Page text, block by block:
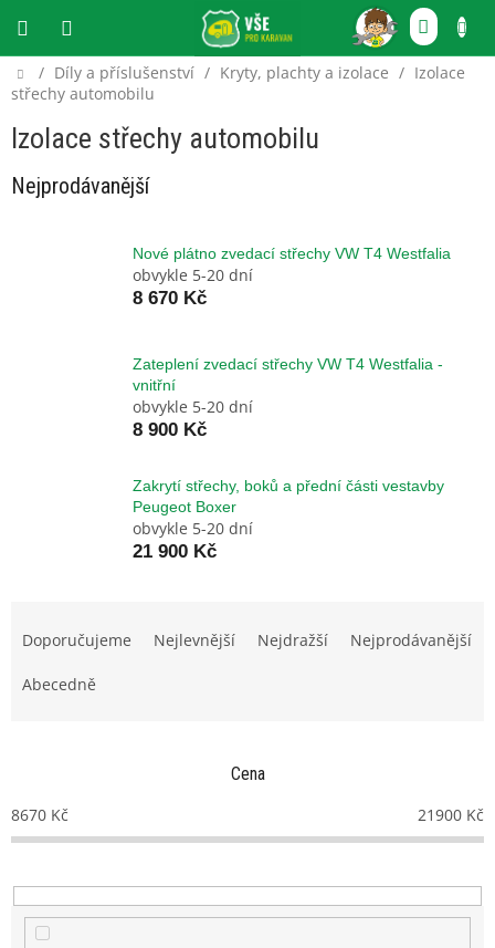
obsah
CZK
Domů
/ Díly a příslušenství / Kryty, plachty a izolace / Izolace
střechy automobilu
Izolace střechy automobilu
Nejprodávanější
Nové plátno zvedací střechy VW T4 Westfalia
obvykle 5-20 dní
8 670 Kč
Zateplení zvedací střechy VW T4 Westfalia -
vnitřní
obvykle 5-20 dní
8 900 Kč
Zakrytí střechy, boků a přední části vestavby
Peugeot Boxer
obvykle 5-20 dní
21 900 Kč
o
d
k
t
Doporučujeme Nejlevnější Nejdražší Nejprodávanější
Abecedně
Cena
8670 Kč 21900 Kč